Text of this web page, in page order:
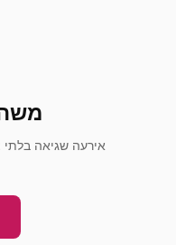
אירעה שגיאה בלתי